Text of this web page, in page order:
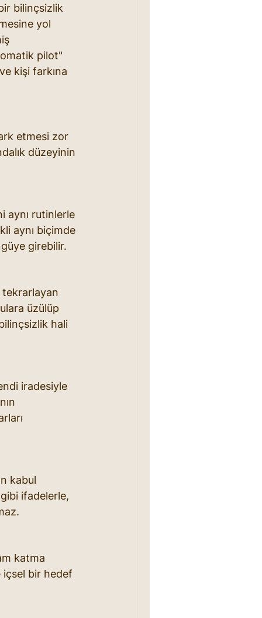
bilinçsizlik
yol
pilot"
kişi farkına
etmesi zor
düzeyinin
aynı rutinlerle
aynı biçimde
girebilir.
tekrarlayan
üzülüp
hali
iradesiyle
kabul
ifadelerle,
katma
içsel bir hedef